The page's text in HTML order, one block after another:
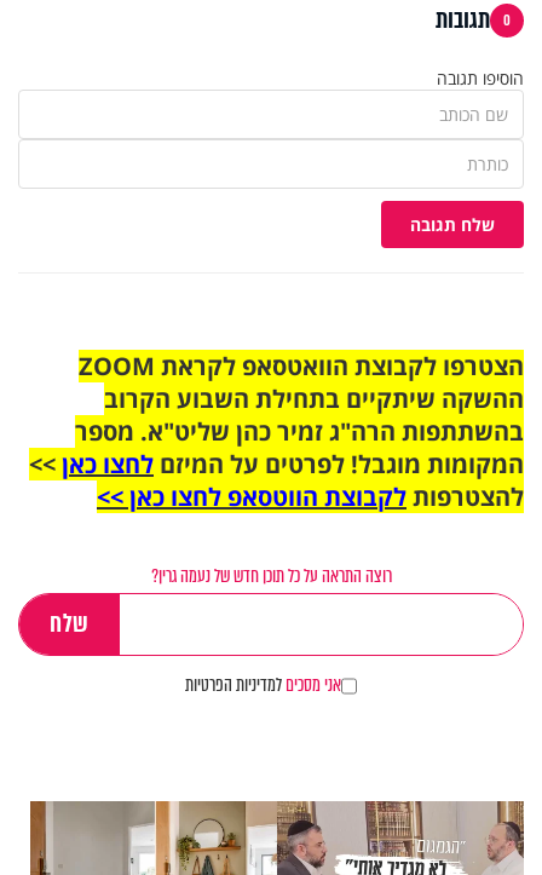
0 תגובות
הוסיפו תגובה
שלח תגובה
הצטרפו לקבוצת הוואטסאפ לקראת ZOOM
ההשקה שיתקיים בתחילת השבוע הקרוב
בהשתתפות הרה"ג זמיר כהן שליט"א. מספר
המקומות מוגבל! לפרטים על המיזם לחצו כאן>>
להצטרפותלקבוצת הווטסאפ לחצו כאן >>
רוצה התראה על כל תוכן חדש של נעמה גרין?
אני מסכיםלמדיניות הפרטיות